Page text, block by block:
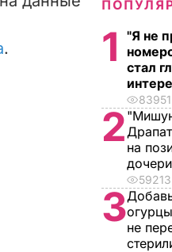
. 1
"Я не
стал
83951
2 на
дочери
59213
3не